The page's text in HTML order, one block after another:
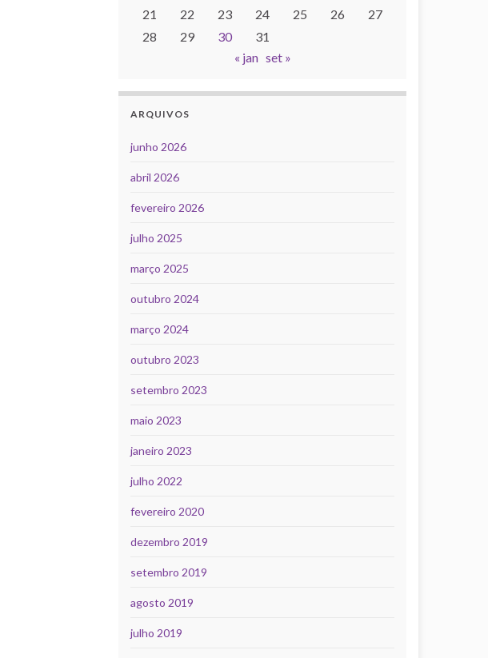
21
22 23 24 25 26
27
28
29 30
31
« jan set »
ARQUIVOS
junho 2026
abril 2026
fevereiro 2026
julho 2025
março 2025
outubro 2024
março 2024
outubro 2023
setembro 2023
maio 2023
janeiro 2023
julho 2022
fevereiro 2020
dezembro 2019
setembro 2019
agosto 2019
julho 2019